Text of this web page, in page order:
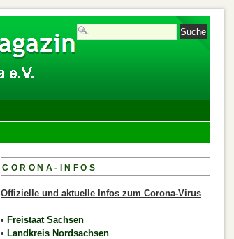
CORONA-INFOS
Offizielle und aktuelle Infos zum Corona-Virus
• Freistaat Sachsen
• Landkreis Nordsachsen